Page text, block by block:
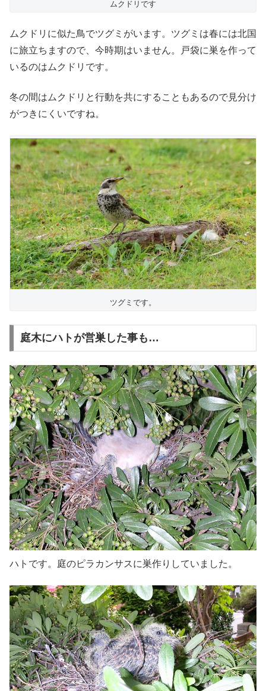
ムクドリです
ムクドリに似た鳥でツグミがいます。ツグミは春には北国
に旅立ちますので、今時期はいません。戸袋に巣を作って
いるのはムクドリです。
冬の間はムクドリと行動を共にすることもあるので見分け
がつきにくいですね。
ツグミです。
庭木にハトが営巣した事も…
ハトです。庭のピラカンサスに巣作りしていました。